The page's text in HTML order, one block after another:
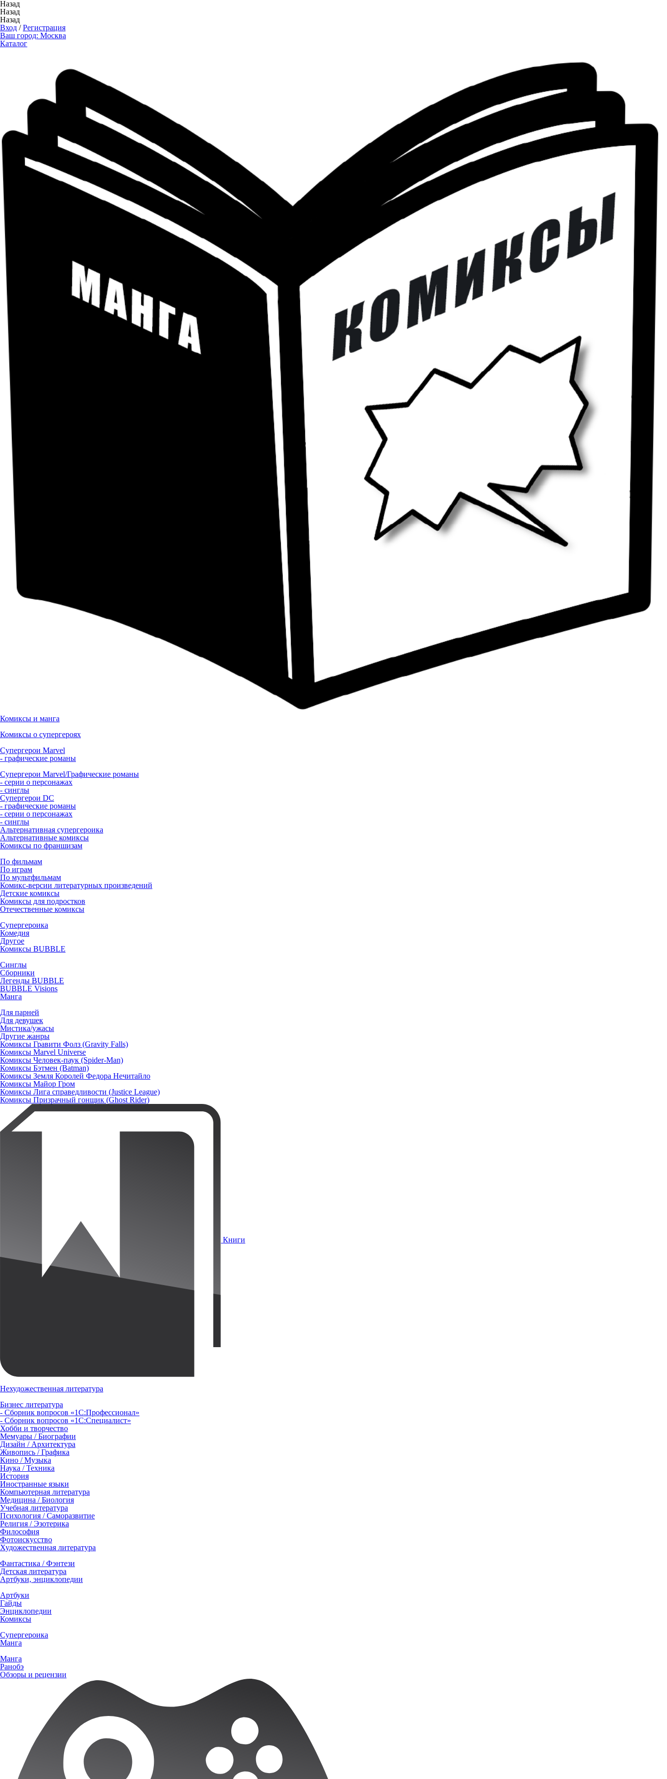
Назад
Назад
Назад
Вход /Регистрация
Ваш город: Москва
Каталог
Комиксы и манга
Комиксы о супергероях
Супергерои Marvel
- графические романы
Супергерои Marvel/Графические романы
- серии о персонажах
- синглы
Супергерои DC
- графические романы
- серии о персонажах
- синглы
Альтернативная супергероика
Альтернативные комиксы
Комиксы по франшизам
По фильмам
По играм
По мультфильмам
Комикс-версии литературных произведений
Детские комиксы
Комиксы для подростков
Отечественные комиксы
Супергероика
Комедия
Другое
Комиксы BUBBLE
Синглы
Сборники
Легенды BUBBLE
BUBBLE Visions
Манга
Для парней
Для девушек
Мистика/ужасы
Другие жанры
Комиксы Гравити Фолз (Gravity Falls)
Комиксы Marvel Universe
Комиксы Человек-паук (Spider-Man)
Комиксы Бэтмен (Batman)
Комиксы Земля Королей Федора Нечитайло
Комиксы Майор Гром
Комиксы Лига справедливости (Justice League)
Комиксы Призрачный гонщик (Ghost Rider)
Книги
Нехудожественная литература
Бизнес литература
- Сборник вопросов «1С:Профессионал»
- Сборник вопросов «1С:Специалист»
Хобби и творчество
Мемуары / Биографии
Дизайн / Архитектура
Живопись / Графика
Кино / Музыка
Наука / Техника
История
Иностранные языки
Компьютерная литература
Медицина / Биология
Учебная литература
Психология / Саморазвитие
Религия / Эзотерика
Философия
Фотоискусство
Художественная литература
Фантастика / Фэнтези
Детская литература
Артбуки, энциклопедии
Артбуки
Гайды
Энциклопедии
Комиксы
Супергероика
Манга
Манга
Ранобэ
Обзоры и рецензии